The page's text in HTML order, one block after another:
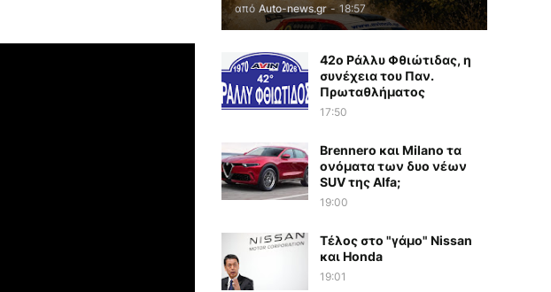
από Auto-news.gr - 18:57
42ο Ράλλυ Φθιώτιδας, η
συνέχεια του Παν.
Πρωταθλήματος
17:50
Brennero και Milano τα
ονόματα των δυο νέων
SUV της Alfa;
19:00
Τέλος στο "γάμο" Nissan
και Honda
19:01